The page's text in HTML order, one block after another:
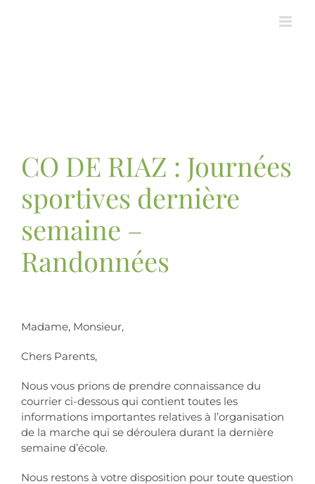
CO DE RIAZ : Journées
sportives dernière
semaine –
Randonnées
Madame, Monsieur,
Chers Parents,
Nous vous prions de prendre connaissance du
courrier ci-dessous qui contient toutes les
informations importantes relatives à l’organisation
de la marche qui se déroulera durant la dernière
semaine d’école.
Nous restons à votre disposition pour toute question